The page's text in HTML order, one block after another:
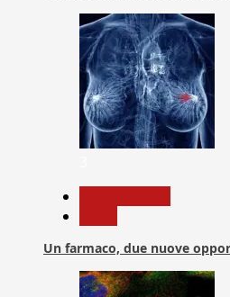
Un farmaco, due nuove